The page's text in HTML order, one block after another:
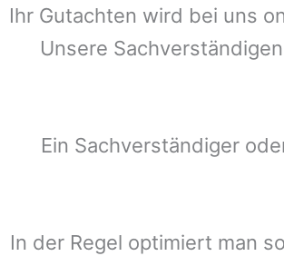
Ihr Gutachten wird bei uns
Unsere
Ein Sachverständiger
In der Regel optimiert man